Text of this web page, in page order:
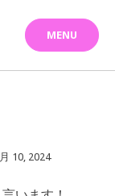
MENU
10, 2024